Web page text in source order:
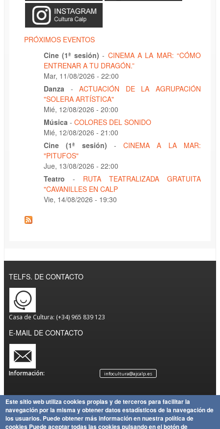
PRÓXIMOS EVENTOS
Cine (1ª sesión) - CINEMA A LA MAR: “CÓMO
ENTRENAR A TU DRAGÓN.”
Mar, 11/08/2026 - 22:00
Danza
-ACTUACIÓN DE LA AGRUPACIÓN
"SOLERA ARTÍSTICA"
Mié, 12/08/2026 - 20:00
Música - COLORES DEL SONIDO
Mié, 12/08/2026 - 21:00
Cine (1ª sesión)
-CINEMA A LA MAR:
"PITUFOS"
Jue, 13/08/2026 - 22:00
Teatro
- RUTA TEATRALIZADA GRATUITA
"CAVANILLES EN CALP
Vie, 14/08/2026 - 19:30
TELFS. DE CONTACTO
Casa de Cultura: (+34) 965 839 123
E-MAIL DE CONTACTO
Información: infocultura@ajcalp.es
Aviso
Legal
Política
de
Política
Mapa
del Sitio
Copyright
Ayuntamiento de Calp
Este sitio web utiliza cookies propias y de terceros para facilitar la
navegación por la misma y obtener datos estadísticos de la navegación de
los usuarios. Puede obtener más información en nuestra política de
cookies Puede aceptar todas las cookies pulsando en el botón de